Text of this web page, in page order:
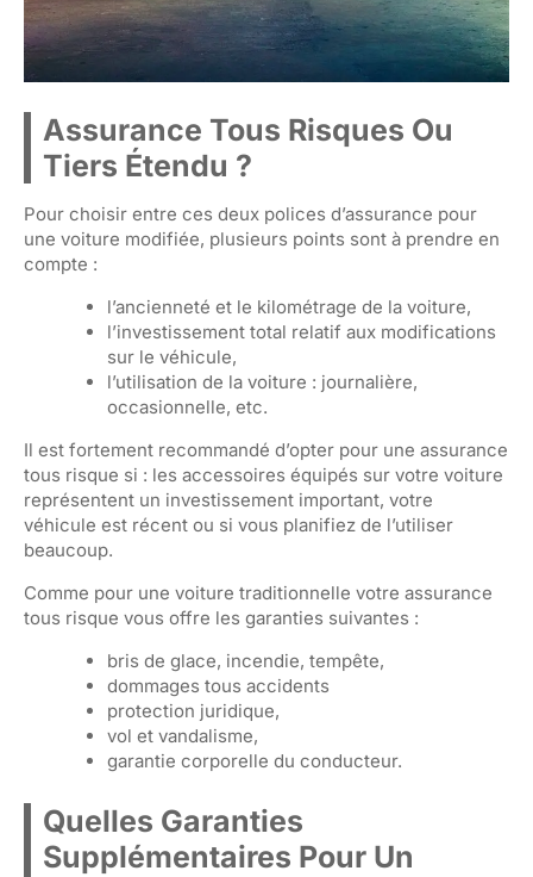
Assurance Tous Risques Ou
Tiers Étendu ?
Pour choisir entre ces deux polices d’assurance pour
une voiture modifiée, plusieurs points sont à prendre en
compte :
l’ancienneté et le kilométrage de la voiture,
l’investissement total relatif aux modifications
sur le véhicule,
l’utilisation de la voiture : journalière,
occasionnelle, etc.
Il est fortement recommandé d’opter pour une assurance
tous risque si : les accessoires équipés sur votre voiture
représentent un investissement important, votre
véhicule est récent ou si vous planifiez de l’utiliser
beaucoup.
Comme pour une voiture traditionnelle votre assurance
tous risque vous offre les garanties suivantes :
bris de glace, incendie, tempête,
dommages tous accidents
protection juridique,
vol et vandalisme,
garantie corporelle du conducteur.
Quelles Garanties
Supplémentaires Pour Un